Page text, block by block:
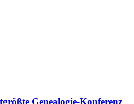
Genealogie-Konferenz